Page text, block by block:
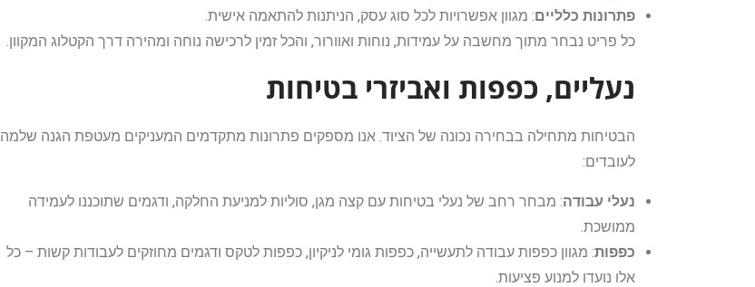
פתרונות כלליים: מגוון אפשרויות לכל סוג עסק, הניתנות להתאמה אישית.
כל פריט נבחר מתוך מחשבה על עמידות, נוחות ואוורור, והכל זמין לרכישה נוחה ומהירה דרך הקטלוג המקוון.
נעליים, כפפות ואביזרי בטיחות
הבטיחות מתחילה בבחירה נכונה של הציוד. אנו מספקים פתרונות מתקדמים המעניקים מעטפת הגנה שלמה
לעובדים:
נעלי עבודה: מבחר רחב של נעלי בטיחות עם קצה מגן, סוליות למניעת החלקה, ודגמים שתוכננו לעמידה
ממושכת.
כפפות: מגוון כפפות עבודה לתעשייה, כפפות גומי לניקיון, כפפות לטקס ודגמים מחוזקים לעבודות קשות – כל
אלו נועדו למנוע פציעות.